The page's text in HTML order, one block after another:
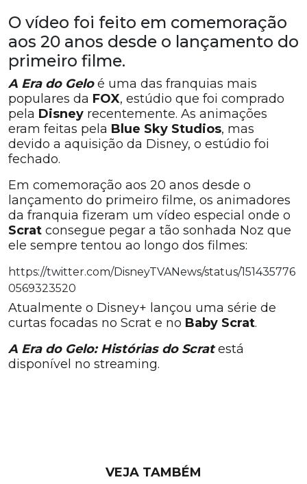
O vídeo foi feito em comemoração
aos 20 anos desde o lançamento do
primeiro filme.
A Era do Geloé uma das franquias mais
populares da FOX, estúdio que foi comprado
pela Disney recentemente. As animações
eram feitas pela Blue Sky Studios, mas
devido a aquisição da Disney, o estúdio foi
fechado.
Em comemoração aos 20 anos desde o
lançamento do primeiro filme, os animadores
da franquia fizeram um vídeo especial onde o
Scrat consegue pegar a tão sonhada Noz que
ele sempre tentou ao longo dos filmes:
https://twitter.com/DisneyTVANews/status/151435776
0569323520
Atualmente o Disney+ lançou uma série de
curtas focadas no Scrat e no Baby Scrat.
A Era do Gelo: Histórias do Scratestá
disponível no streaming.
VEJA TAMBÉM